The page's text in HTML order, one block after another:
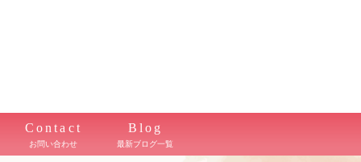
Contact
お問い合わせ
Blog
最新ブログ一覧